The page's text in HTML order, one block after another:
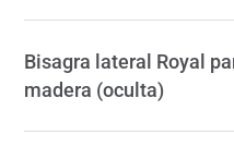
Bisagra lateral Royal
madera (oculta)